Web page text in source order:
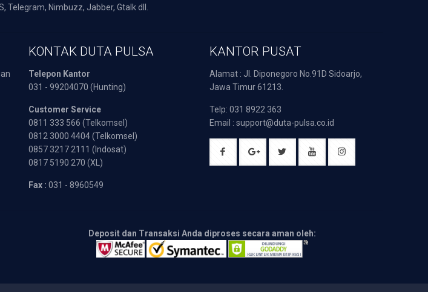
Nimbuzz, Jabber, Gtalk dll.
KONTAK DUTA PULSA
Telepon Kantor
031 - 99204070 (Hunting)
Customer Service
0811 333 566 (Telkomsel)
0812 3000 4404 (Telkomsel)
0857 3217 2111 (Indosat)
0817 5190 270 (XL)
Fax : 031 - 8960549
KANTOR PUSAT
Alamat : Jl. Diponegoro No.91D Sidoarjo,
Jawa Timur 61213.
Telp: 031 8922 363
Email : support@duta-pulsa.co.id
Deposit dan Transaksi Anda diproses secara aman oleh: